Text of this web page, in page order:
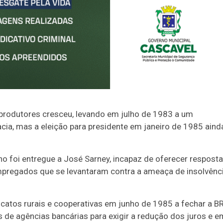
cresceu, levando em julho de 1983 a um
mas a eleição para presidente em janeiro de 1985
foi entregue a José Sarney, incapaz de oferecer
que se levantaram contra a ameaça de
rurais e cooperativas em junho de 1985 a fechar a
agências bancárias para exigir a redução dos juros e